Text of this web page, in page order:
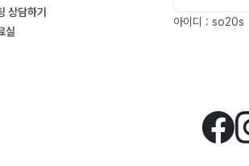
상담하기
실
아이디 : so20s